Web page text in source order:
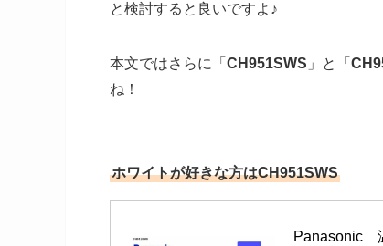
と検討すると良いですよ♪
本文ではさらに「 CH951SWS 」と「
ね！
ホワイトが好きな方はCH951SWS
Panasonic　